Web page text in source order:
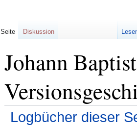
Johann
Logbücher dieser
Seite Diskussion